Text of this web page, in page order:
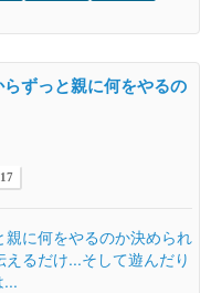
ずっと親に何をやるの
に何をやるのか決められ
るだけ...そして遊んだり
...